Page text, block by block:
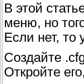
В этой
меню, но
Если нет, то
Создайте
Откройте